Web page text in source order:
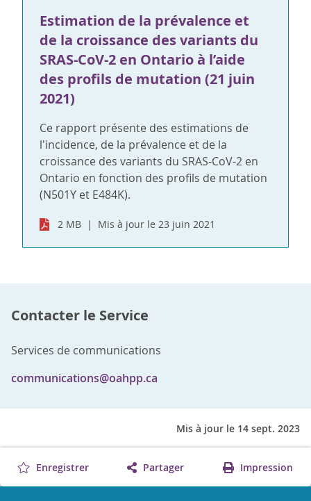
Estimation de la prévalence et
de la croissance des variants du
SRAS-CoV-2 en Ontario à l’aide
des profils de mutation (21 juin
2021)
Ce rapport présente des estimations de
l'incidence, de la prévalence et de la
croissance des variants du SRAS-CoV-2 en
Ontario en fonction des profils de mutation
(N501Y et E484K).
2 MB Mis à jour le 23 juin 2021
Contacter le Service
Services de communications
communications@oahpp.ca
Mis à jour le 14 sept. 2023
Enregistrer Partager Impression